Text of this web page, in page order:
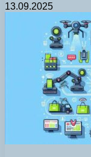
13.09.2025